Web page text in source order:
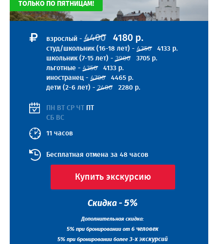
ТОЛЬКО ПО ПЯТНИЦАМ!
взрослый -44004180 р.
студ/школьник (16-18 лет) - 43504133 р.
школьник (7-15 лет) - 39003705 р.
льготные - 43504133 р.
иностранец - 47004465 р.
дети (2-6 лет) - 24002280 р.
ПН ВТ СР ЧТ
СБ ВС
11 часов
Бесплатная отмена за 48 часов
Купить экскурсию
Скидка - 5%
Дополнительная скидка:
5% при бронировании от 6 человек
5% при бронировании более 3-х экскурсий